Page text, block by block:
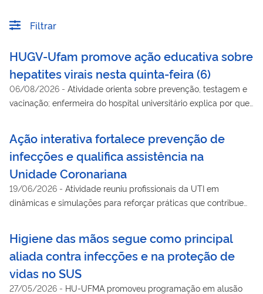
Filtrar
HUGV-Ufam promove ação educativa sobre
hepatites virais nesta quinta-feira (6)
06/08/2026 - Atividade orienta sobre prevenção, testagem e
vacinação; enfermeira do hospital universitário explica por que
Ação interativa fortalece prevenção de
infecções e qualifica assistência na
Unidade Coronariana
19/06/2026 - Atividade reuniu profissionais da UTI em
dinâmicas e simulações para reforçar práticas que contribuem
Higiene das mãos segue como principal
aliada contra infecções e na proteção de
vidas no SUS
27/05/2026 - HU-UFMA promoveu programação em alusão